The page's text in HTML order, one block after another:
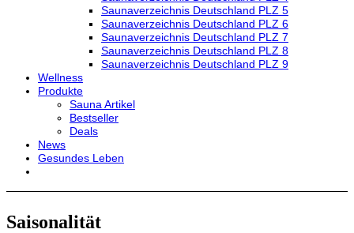
Saunaverzeichnis Deutschland PLZ 5
Saunaverzeichnis Deutschland PLZ 6
Saunaverzeichnis Deutschland PLZ 7
Saunaverzeichnis Deutschland PLZ 8
Saunaverzeichnis Deutschland PLZ 9
Wellness
Produkte
Sauna Artikel
Bestseller
Deals
News
Gesundes Leben
Saisonalität